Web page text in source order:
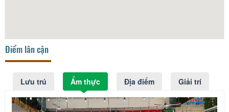
Điểm lân cận
Lưu trú Ẩm thực Địa điểm Giải trí